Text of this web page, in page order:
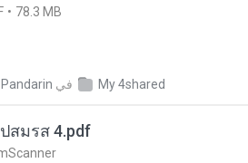
78.3 MB
Pandarin في My 4shared
สมรส 4.pdf